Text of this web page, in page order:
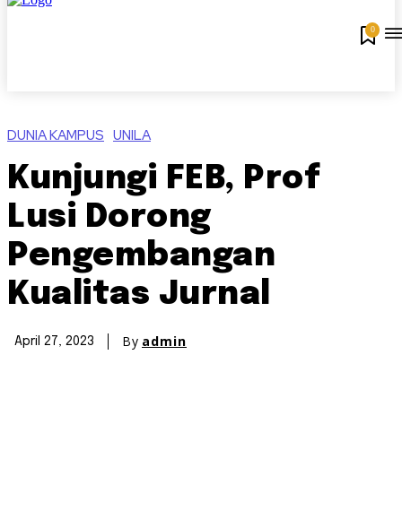
0
DUNIA KAMPUS UNILA
Kunjungi FEB, Prof
Lusi Dorong
Pengembangan
Kualitas Jurnal
April 27, 2023 By admin